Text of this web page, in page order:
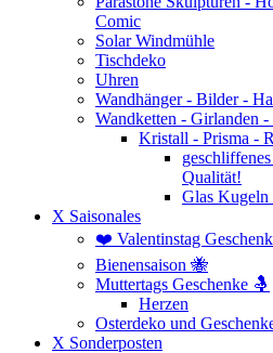
Comic
Solar Windmühle
Tischdeko
Uhren
Wandhänger - Bilder -
Wandketten - Girlanden -
Kristall - Prisma -
Qualität!
Glas Kugeln
X Saisonales
❤️ Valentinstag
Bienensaison 🐝
Muttertags Geschenke 🤱
Herzen
Osterdeko und
X Sonderposten